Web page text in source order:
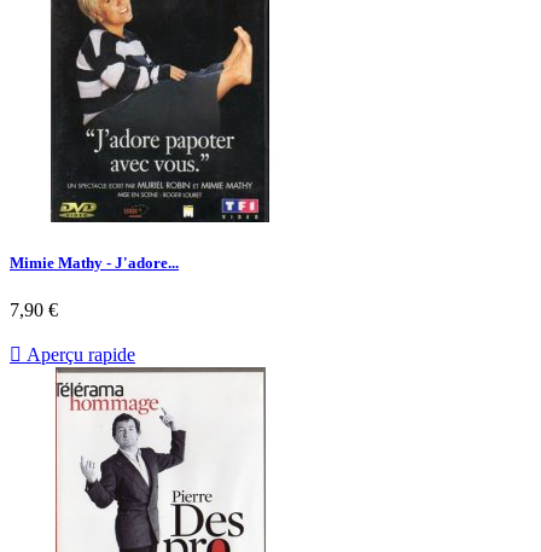
Mimie Mathy - J'adore...
Prix
7,90 €
 Aperçu rapide